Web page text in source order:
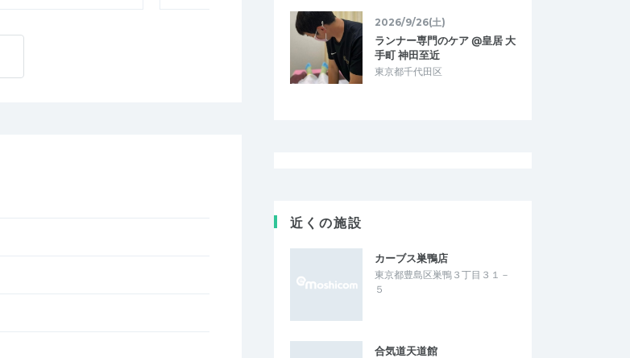
2026/9/26(土)
ランナー専門のケア @皇居 大
手町 神田至近
東京都千代田区
近くの施設
カーブス巣鴨店
東京都豊島区巣鴨３丁目３１－
５
合気道天道館